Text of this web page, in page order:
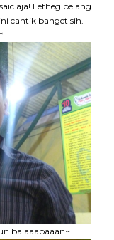
aja! Letheg belang
cantik banget sih.
balaaapaaan~